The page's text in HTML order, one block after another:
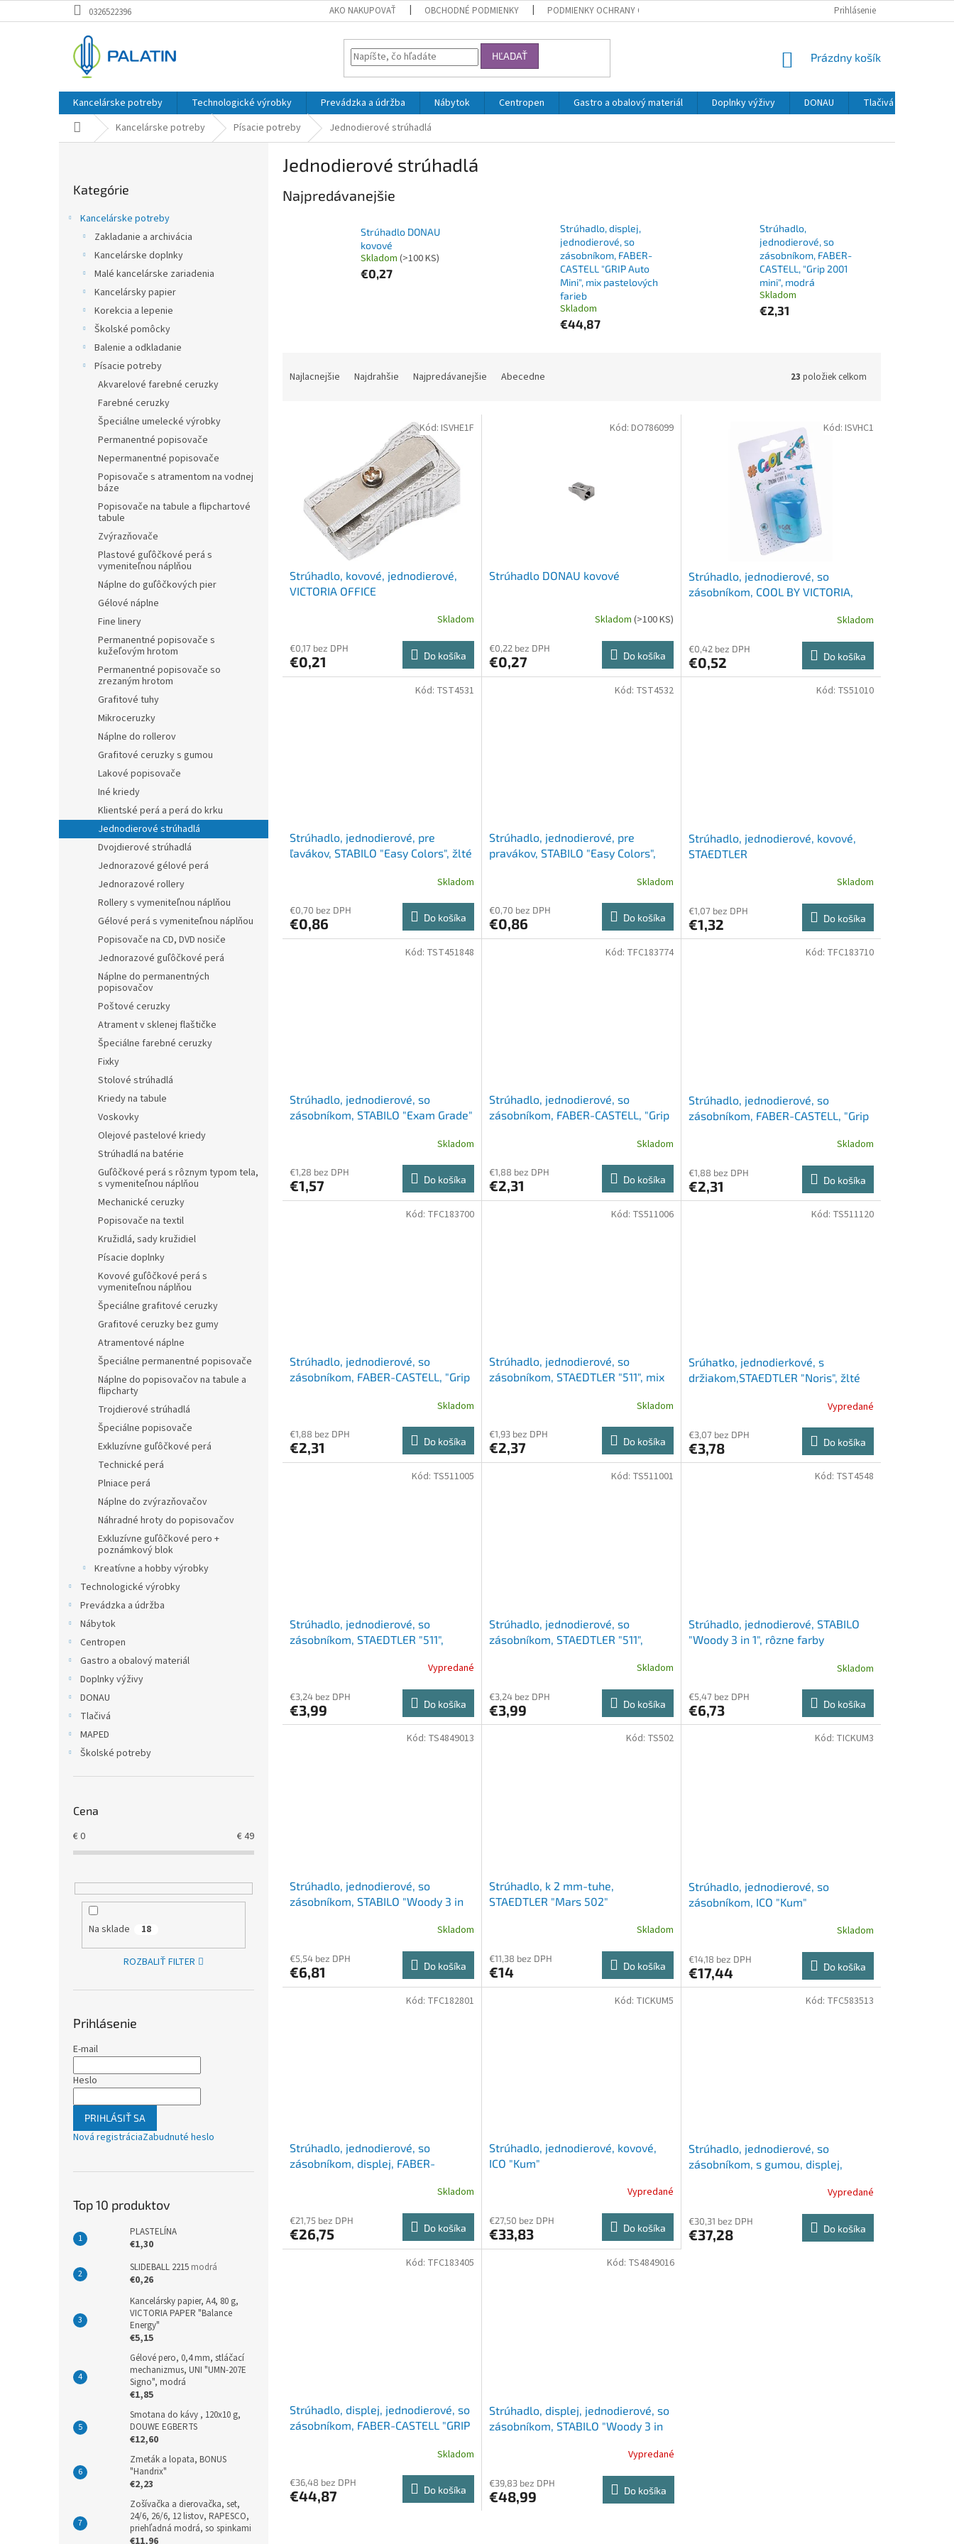
na
0326522396 AKO NAKUPOVAŤ OBCHODNÉ PODMIENKY PODMIENKY OCHRANY OSOBNÝCH ÚDAJOV Prihlásenie
HĽADAŤ
NÁKUPNÝ
Prázdny košík
Kancelárske potreby Technologické výrobky Prevádzka a údržba Nábytok Centropen Gastro a obalový materiál Doplnky výživy DONAU Tlačivá
DomovKancelárske potreby Písacie potreby Jednodierové strúhadlá
kategórie
Kategórie
Kancelárske potreby
Zakladanie a archivácia
Kancelárske doplnky
Malé kancelárske zariadenia
Kancelársky papier
Korekcia a lepenie
Školské pomôcky
Balenie a odkladanie
Písacie potreby
Akvarelové farebné ceruzky
Farebné ceruzky
Špeciálne umelecké výrobky
Permanentné popisovače
Nepermanentné popisovače
Popisovače s atramentom na vodnej
báze
Popisovače na tabule a flipchartové
tabule
Zvýrazňovače
Plastové guľôčkové perá s
vymeniteľnou náplňou
Náplne do guľôčkových pier
Gélové náplne
Fine linery
Permanentné popisovače s
kužeľovým hrotom
Permanentné popisovače so
zrezaným hrotom
Grafitové tuhy
Mikroceruzky
Náplne do rollerov
Grafitové ceruzky s gumou
Lakové popisovače
Iné kriedy
Klientské perá a perá do krku
Jednodierové strúhadlá
Dvojdierové strúhadlá
Jednorazové gélové perá
Jednorazové rollery
Rollery s vymeniteľnou náplňou
Gélové perá s vymeniteľnou náplňou
Popisovače na CD, DVD nosiče
Jednorazové guľôčkové perá
Náplne do permanentných
popisovačov
Poštové ceruzky
Atrament v sklenej flaštičke
Špeciálne farebné ceruzky
Fixky
Stolové strúhadlá
Kriedy na tabule
Voskovky
Olejové pastelové kriedy
Strúhadlá na batérie
Guľôčkové perá s rôznym typom tela,
s vymeniteľnou náplňou
Mechanické ceruzky
Popisovače na textil
Kružidlá, sady kružidiel
Písacie doplnky
Kovové guľôčkové perá s
vymeniteľnou náplňou
Špeciálne grafitové ceruzky
Grafitové ceruzky bez gumy
Atramentové náplne
Špeciálne permanentné popisovače
Náplne do popisovačov na tabule a
flipcharty
Trojdierové strúhadlá
Špeciálne popisovače
Exkluzívne guľôčkové perá
Technické perá
Plniace perá
Náplne do zvýrazňovačov
Náhradné hroty do popisovačov
Exkluzívne guľôčkové pero +
poznámkový blok
Kreatívne a hobby výrobky
Technologické výrobky
Prevádzka a údržba
Nábytok
Centropen
Gastro a obalový materiál
Doplnky výživy
DONAU
Tlačivá
MAPED
Školské potreby
Cena
€0 €49
Na sklade 18
ROZBALIŤ FILTER
Prihlásenie
E-mail
Heslo
PRIHLÁSIŤ SA
Nová registráciaZabudnuté heslo
Top 10 produktov
PLASTELÍNA
€1,30
SLIDEBALL 2215 modrá
€0,26
Kancelársky papier, A4, 80 g,
VICTORIA PAPER "Balance
Energy"
€5,15
Gélové pero, 0,4 mm, stláčací
mechanizmus, UNI "UMN-207E
Signo", modrá
€1,85
Smotana do kávy , 120x10 g,
DOUWE EGBERTS
€12,60
Zmeták a lopata, BONUS
"Handrix"
€2,23
Zošívačka a dierovačka, set,
24/6, 26/6, 12 listov, RAPESCO,
priehľadná modrá, so spinkami
€11,96
Jednodierové strúhadlá
Najpredávanejšie
Strúhadlo DONAU
kovové
Skladom (>100 KS)
€0,27
Strúhadlo, displej,
jednodierové, so
zásobníkom, FABER-
CASTELL "GRIP Auto
Mini", mix pastelových
farieb
Skladom
€44,87
Strúhadlo,
jednodierové, so
zásobníkom, FABER-
CASTELL, "Grip 2001
mini", modrá
Skladom
€2,31
Najlacnejšie Najdrahšie Najpredávanejšie Abecedne 23 položiek celkom
Strúhadlo, kovové, jednodierové,
VICTORIA OFFICE
Skladom
€0,17 bez DPH
€0,21 Do košíka
Kód: ISVHE1F
Strúhadlo DONAU kovové
Skladom (>100 KS)
€0,22 bez DPH
€0,27 Do košíka
Kód: DO786099
Strúhadlo, jednodierové, so
zásobníkom, COOL BY VICTORIA,
Skladom
€0,42 bez DPH
€0,52 Do košíka
Kód: ISVHC1
Strúhadlo, jednodierové, pre
ľavákov, STABILO "Easy Colors", žlté
Skladom
€0,70 bez DPH
€0,86 Do košíka
Kód: TST4531
Strúhadlo, jednodierové, pre
pravákov, STABILO "Easy Colors",
Skladom
€0,70 bez DPH
€0,86 Do košíka
Kód: TST4532
Strúhadlo, jednodierové, kovové,
STAEDTLER
Skladom
€1,07 bez DPH
€1,32 Do košíka
Kód: TS51010
Strúhadlo, jednodierové, so
zásobníkom, STABILO "Exam Grade"
Skladom
€1,28 bez DPH
€1,57 Do košíka
Kód: TST451848
Strúhadlo, jednodierové, so
zásobníkom, FABER-CASTELL, "Grip
Skladom
€1,88 bez DPH
€2,31 Do košíka
Kód: TFC183774
Strúhadlo, jednodierové, so
zásobníkom, FABER-CASTELL, "Grip
Skladom
€1,88 bez DPH
€2,31 Do košíka
Kód: TFC183710
Strúhadlo, jednodierové, so
zásobníkom, FABER-CASTELL, "Grip
Skladom
€1,88 bez DPH
€2,31 Do košíka
Kód: TFC183700
Strúhadlo, jednodierové, so
zásobníkom, STAEDTLER "511", mix
Skladom
€1,93 bez DPH
€2,37 Do košíka
Kód: TS511006
Srúhatko, jednodierkové, s
držiakom,STAEDTLER "Noris", žlté
Vypredané
€3,07 bez DPH
€3,78 Do košíka
Kód: TS511120
Strúhadlo, jednodierové, so
zásobníkom, STAEDTLER "511",
Vypredané
€3,24 bez DPH
€3,99 Do košíka
Kód: TS511005
Strúhadlo, jednodierové, so
zásobníkom, STAEDTLER "511",
Skladom
€3,24 bez DPH
€3,99 Do košíka
Kód: TS511001
Strúhadlo, jednodierové, STABILO
"Woody 3 in 1", rôzne farby
Skladom
€5,47 bez DPH
€6,73 Do košíka
Kód: TST4548
Strúhadlo, jednodierové, so
zásobníkom, STABILO "Woody 3 in
Skladom
€5,54 bez DPH
€6,81 Do košíka
Kód: TS4849013
Strúhadlo, k 2 mm-tuhe,
STAEDTLER "Mars 502"
Skladom
€11,38 bez DPH
€14 Do košíka
Kód: TS502
Strúhadlo, jednodierové, so
zásobníkom, ICO "Kum"
Skladom
€14,18 bez DPH
€17,44 Do košíka
Kód: TICKUM3
Strúhadlo, jednodierové, so
zásobníkom, displej, FABER-
Skladom
€21,75 bez DPH
€26,75 Do košíka
Kód: TFC182801
Strúhadlo, jednodierové, kovové,
ICO "Kum"
Vypredané
€27,50 bez DPH
€33,83 Do košíka
Kód: TICKUM5
Strúhadlo, jednodierové, so
zásobníkom, s gumou, displej,
Vypredané
€30,31 bez DPH
€37,28 Do košíka
Kód: TFC583513
Strúhadlo, displej, jednodierové, so
zásobníkom, FABER-CASTELL "GRIP
Skladom
€36,48 bez DPH
€44,87 Do košíka
Kód: TFC183405
Strúhadlo, displej, jednodierové, so
zásobníkom, STABILO "Woody 3 in
Vypredané
€39,83 bez DPH
€48,99 Do košíka
Kód: TS4849016